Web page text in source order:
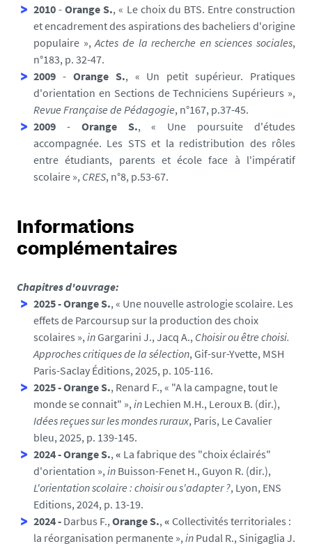
2010 -Orange S., « Le choix du BTS. Entre construction
et encadrement des aspirations des bacheliers d'origine
populaire »,Actes de la recherche en sciences sociales,
n°183, p. 32-47.
2009 - Orange S., « Un petit supérieur. Pratiques
d'orientation en Sections de Techniciens Supérieurs »,
Revue Française de Pédagogie, n°167, p.37-45.
2009 - Orange S.,
« Une poursuite d'études
accompagnée. Les STS et la redistribution des rôles
entre étudiants, parents et école face à l'impératif
scolaire », CRES, n°8, p.53-67.
Informations
complémentaires
Chapitres d'ouvrage:
2025 - Orange S., « Une nouvelle astrologie scolaire. Les
effets de Parcoursup sur la production des choix
scolaires », inGargarini J., Jacq A., Choisir ou être choisi.
Approches critiques de la sélection, Gif-sur-Yvette, MSH
Paris-Saclay Éditions, 2025, p. 105-116.
2025 - Orange S., Renard F., « "A la campagne, tout le
monde se connait" », in Lechien M.H., Leroux B. (dir.),
Idées reçues sur les mondes ruraux, Paris, Le Cavalier
bleu, 2025, p. 139-145.
2024 - Orange S., « La fabrique des "choix éclairés"
d'orientation », in Buisson-Fenet H., Guyon R. (dir.),
L'orientation scolaire : choisir ou s'adapter ?, Lyon, ENS
Editions, 2024, p. 13-19.
2024 - Darbus F., Orange S., « Collectivités territoriales :
la réorganisation permanente », in Pudal R., Sinigaglia J.